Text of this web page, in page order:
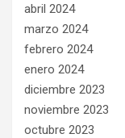
abril 2024
marzo 2024
febrero 2024
enero 2024
diciembre 2023
noviembre 2023
octubre 2023